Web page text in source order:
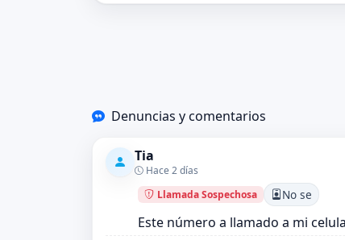
Denuncias y comentarios
Tia
Hace 2 días
Llamada Sospechosa
No se
Este número a llamado a mi